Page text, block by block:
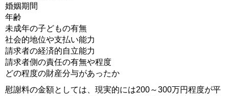
婚姻期間
年齢
未成年の子どもの有無
社会的地位や支払い能力
請求者の経済的自立能力
請求者側の責任の有無や程度
どの程度の財産分与があったか
慰謝料の金額としては、現実的には200～300万円程度が平